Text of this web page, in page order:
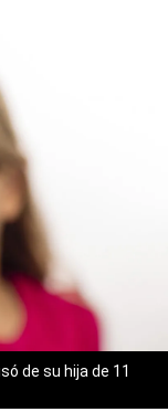
de su hija de 11